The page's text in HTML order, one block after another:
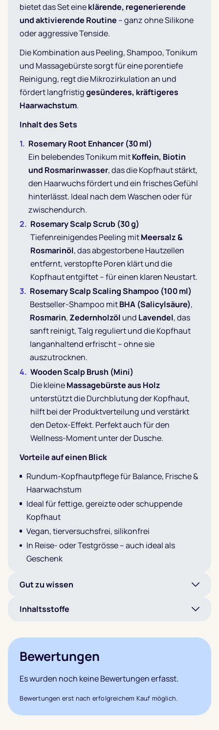
bietet das Set eineklärende, regenerierende
und aktivierende Routine – ganz ohne Silikone
oder aggressive Tenside.
Die Kombination aus Peeling, Shampoo, Tonikum
und Massagebürste sorgt für eine porentiefe
Reinigung, regt die Mikrozirkulation an und
fördert langfristiggesünderes, kräftigeres
Haarwachstum.
Inhalt des Sets
Rosemary Root Enhancer (30 ml)
Ein belebendes Tonikum mitKoffein, Biotin
und Rosmarinwasser, das die Kopfhaut stärkt,
den Haarwuchs fördert und ein frisches Gefühl
hinterlässt. Ideal nach dem Waschen oder für
zwischendurch.
Rosemary Scalp Scrub (30 g)
Tiefenreinigendes Peeling mitMeersalz &
Rosmarinöl, das abgestorbene Hautzellen
entfernt, verstopfte Poren klärt und die
Kopfhaut entgiftet – für einen klaren Neustart.
Rosemary Scalp Scaling Shampoo (100 ml)
Bestseller-Shampoo mitBHA (Salicylsäure),
Rosmarin, Zedernholzöl und Lavendel, das
sanft reinigt, Talg reguliert und die Kopfhaut
langanhaltend erfrischt – ohne sie
auszutrocknen.
Wooden Scalp Brush (Mini)
Die kleineMassagebürste aus Holz
unterstützt die Durchblutung der Kopfhaut,
hilft bei der Produktverteilung und verstärkt
den Detox-Effekt. Perfekt auch für den
Wellness-Moment unter der Dusche.
Vorteile auf einen Blick
Rundum-Kopfhautpflege für Balance, Frische &
Haarwachstum
Ideal für fettige, gereizte oder schuppende
Kopfhaut
Vegan, tierversuchsfrei, silikonfrei
In Reise- oder Testgrösse – auch ideal als
Geschenk
Gut zu wissen
Inhaltsstoffe
Bewertungen
Es wurden noch keine Bewertungen erfasst.
Bewertungen erst nach erfolgreichem Kauf möglich.